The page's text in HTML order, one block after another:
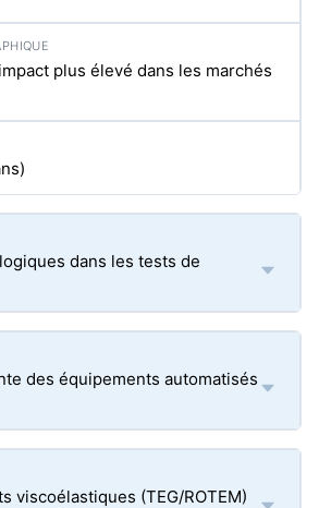
plus élevé dans les marchés
dans les tests de
des équipements automatisés
viscoélastiques (TEG/ROTEM)